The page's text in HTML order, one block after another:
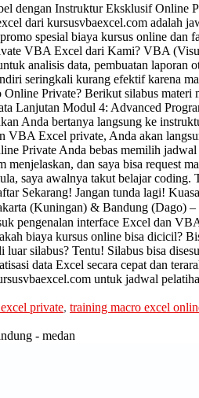
dengan Instruktur Eksklusif
dari kursusvbaexcel.com adalah
spesial biaya kursus online
VBA Excel dari Kami? VBA
analisis data, pembuatan
seringkali kurang efektif karena
Private? Berikut silabus
Lanjutan Modul 4: Advanced
Anda bertanya langsung ke
Excel private, Anda akan
Private Anda bebas memilih
dan saya bisa request
saya awalnya takut belajar
Sekarang! Jangan tunda lagi!
(Kuningan) & Bandung (Dago)
pengenalan interface Excel dan
biaya kursus online bisa dicicil?
silabus? Tentu! Silabus bisa
data Excel secara cepat dan
untuk jadwal
private, training macro excel
- medan